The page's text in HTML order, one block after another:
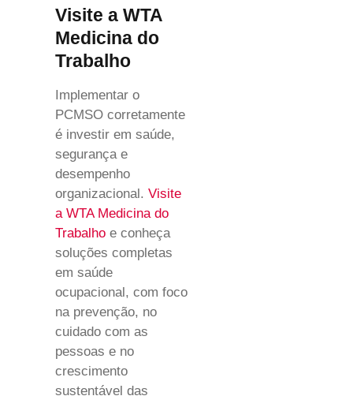
Visite a WTA
Medicina do
Trabalho
Implementar o
PCMSO corretamente
é investir em saúde,
segurança e
desempenho
organizacional. Visite
a WTA Medicina do
Trabalho e conheça
soluções completas
em saúde
ocupacional, com foco
na prevenção, no
cuidado com as
pessoas e no
crescimento
sustentável das